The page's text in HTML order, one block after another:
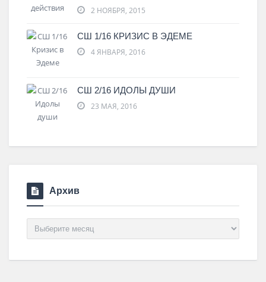
2 НОЯБРЯ, 2015
СШ 1/16 КРИЗИС В ЭДЕМЕ
4 ЯНВАРЯ, 2016
СШ 2/16 ИДОЛЫ ДУШИ
23 МАЯ, 2016
Архив
Архив